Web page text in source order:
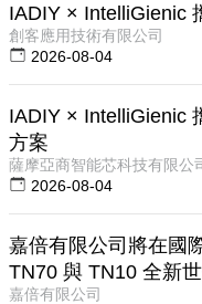
IADIY × IntelliGienic
創客應用技術有限公司
2026-08-04
IADIY × IntelliGienic
方案
薩摩亞商智能芯科技有限公
2026-08-04
嘉倍有限公司將在國
TN70 與 TN10 全新
嘉倍有限公司